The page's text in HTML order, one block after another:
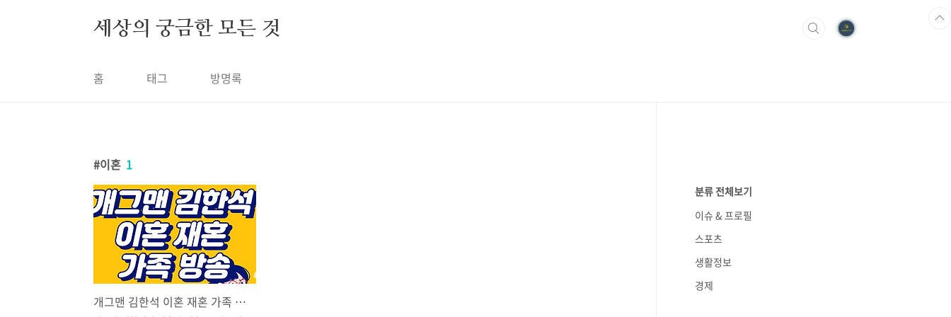
세상의 궁금한 모든 것
홈 태그 방명록
이혼 1
개그맨 김한석 이혼 재혼 가족 방송
분류 전체보기
이슈 & 프로필
스포츠
생활정보
경제